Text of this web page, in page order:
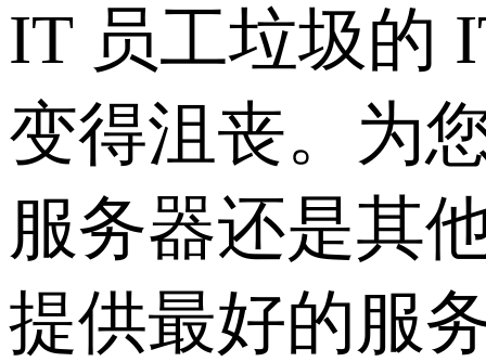
IT 员工垃圾的
变得沮丧。为
服务器还是其
提供最好的服